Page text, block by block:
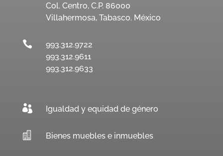
Col. Centro, C.P. 86000
Villahermosa, Tabasco. México

993.312.9722
993.312.9611
993.312.9633
 Igualdad y equidad de género
 Bienes muebles e inmuebles